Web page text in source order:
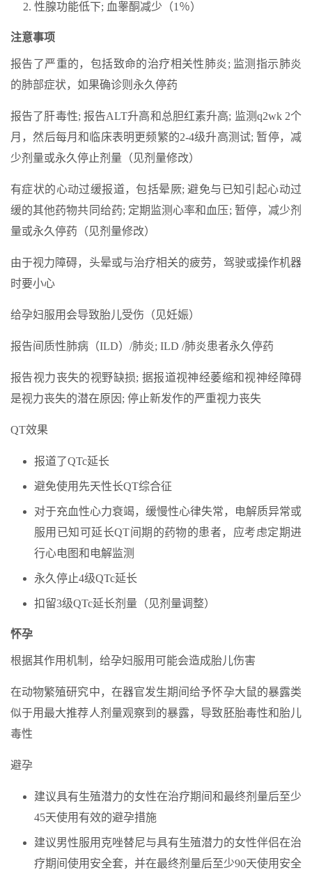
性腺功能低下; 血睾酮减少（1％）
注意事项
报告了严重的，包括致命的治疗相关性肺炎; 监测指示肺炎
的肺部症状，如果确诊则永久停药
报告了肝毒性; 报告ALT升高和总胆红素升高; 监测q2wk 2个
月，然后每月和临床表明更频繁的2-4级升高测试; 暂停，减
少剂量或永久停止剂量（见剂量修改）
有症状的心动过缓报道，包括晕厥; 避免与已知引起心动过
缓的其他药物共同给药; 定期监测心率和血压; 暂停，减少剂
量或永久停药（见剂量修改）
由于视力障碍，头晕或与治疗相关的疲劳，驾驶或操作机器
时要小心
给孕妇服用会导致胎儿受伤（见妊娠）
报告间质性肺病（ILD）/肺炎; ILD /肺炎患者永久停药
报告视力丧失的视野缺损; 据报道视神经萎缩和视神经障碍
是视力丧失的潜在原因; 停止新发作的严重视力丧失
QT效果
报道了QTc延长
避免使用先天性长QT综合征
对于充血性心力衰竭，缓慢性心律失常，电解质异常或
服用已知可延长QT间期的药物的患者，应考虑定期进
行心电图和电解监测
永久停止4级QTc延长
扣留3级QTc延长剂量（见剂量调整）
怀孕
根据其作用机制，给孕妇服用可能会造成胎儿伤害
在动物繁殖研究中，在器官发生期间给予怀孕大鼠的暴露类
似于用最大推荐人剂量观察到的暴露，导致胚胎毒性和胎儿
毒性
避孕
建议具有生殖潜力的女性在治疗期间和最终剂量后至少
45天使用有效的避孕措施
建议男性服用克唑替尼与具有生殖潜力的女性伴侣在治
疗期间使用安全套，并在最终剂量后至少90天使用安全